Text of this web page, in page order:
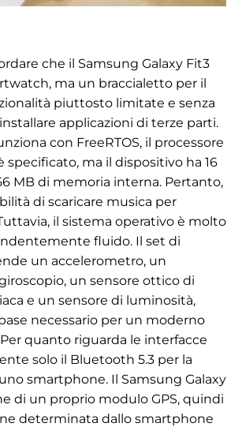
che il Samsung Galaxy Fit3
ma un braccialetto per il
piuttosto limitate e senza
applicazioni di terze parti.
con FreeRTOS, il processore
specificato, ma il dispositivo ha 16
MB di memoria interna. Pertanto,
di scaricare musica per
il sistema operativo è molto
fluido. Il set di
un accelerometro, un
un sensore ottico di
e un sensore di luminosità,
necessario per un moderno
quanto riguarda le interfacce
solo il Bluetooth 5.3 per la
smartphone. Il Samsung Galaxy
di un proprio modulo GPS, quindi
determinata dallo smartphone